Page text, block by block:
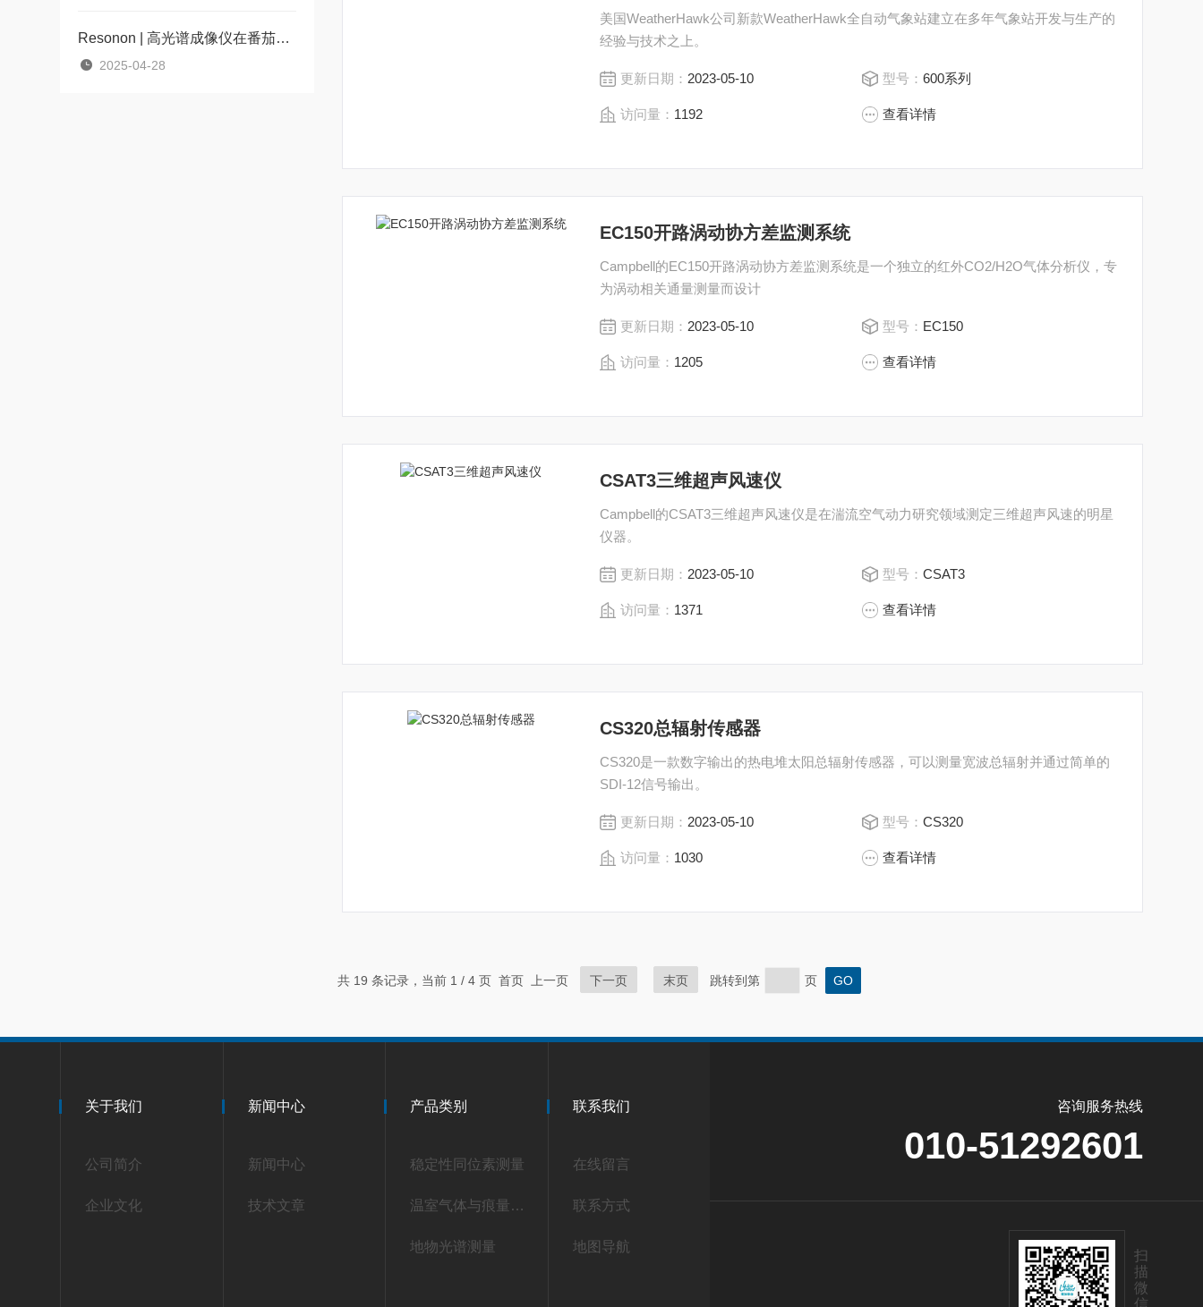
Resonon | 高光谱成像仪在番茄细菌性叶斑病早期检测方面的应用
2025-04-28
美国WeatherHawk公司新款WeatherHawk全自动气象站建立在多年气象站开发与生产的
经验与技术之上。
更新日期： 2023-05-10 型号： 600系列
访问量： 1192 查看详情
EC150开路涡动协方差监测系统
Campbell的EC150开路涡动协方差监测系统是一个独立的红外CO2/H2O气体分析仪，专
为涡动相关通量测量而设计
更新日期： 2023-05-10 型号： EC150
访问量： 1205 查看详情
CSAT3三维超声风速仪
Campbell的CSAT3三维超声风速仪是在湍流空气动力研究领域测定三维超声风速的明星
仪器。
更新日期： 2023-05-10 型号： CSAT3
访问量： 1371 查看详情
CS320总辐射传感器
CS320是一款数字输出的热电堆太阳总辐射传感器，可以测量宽波总辐射并通过简单的
SDI-12信号输出。
更新日期： 2023-05-10 型号： CS320
访问量： 1030 查看详情
共 19 条记录，当前 1 / 4 页 首页 上一页 下一页 末页 跳转到第 页
关于我们
公司简介
企业文化
新闻中心
新闻中心
技术文章
产品类别
稳定性同位素测量
温室气体与痕量气体测量
地物光谱测量
联系我们
在线留言
联系方式
地图导航
咨询服务热线
010-51292601
扫
描
微
信